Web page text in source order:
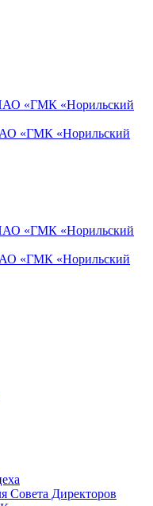
«ГМК «Норильский
«ГМК «Норильский
«ГМК «Норильский
«ГМК «Норильский
Совета Директоров